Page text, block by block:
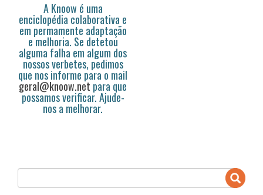
A Knoow é uma
enciclopédia colaborativa e
em permamente adaptação
e melhoria. Se detetou
alguma falha em algum dos
nossos verbetes, pedimos
que nos informe para o mail
geral@knoow.net para que
possamos verificar. Ajude-
nos a melhorar.